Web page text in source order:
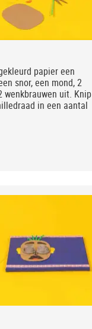
papier een
snor, een mond, 2
wenkbrauwen uit. Knip
in een aantal